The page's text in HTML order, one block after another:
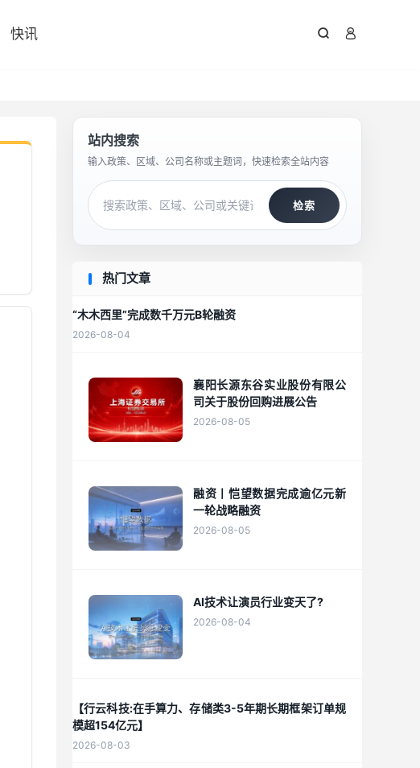
快讯  
站内搜索
输入政策、区域、公司名称或主题词，快速检索全站内容
检索
热门文章
“木木西里”完成数千万元B轮融资
2026-08-04
襄阳长源东谷实业股份有限公
司关于股份回购进展公告
2026-08-05
融资丨恺望数据完成逾亿元新
一轮战略融资
2026-08-05
AI技术让演员行业变天了?
2026-08-04
【行云科技:在手算力、存储类3-5年期长期框架订单规
模超154亿元】
2026-08-03